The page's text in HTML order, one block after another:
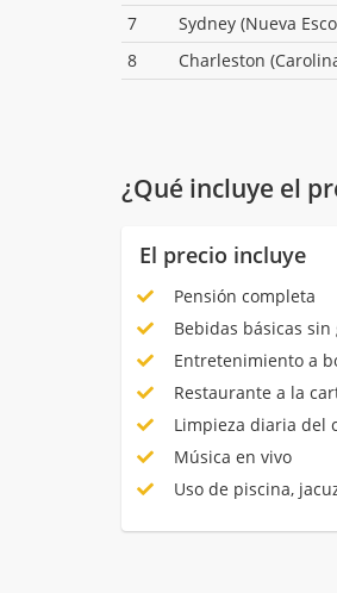
7
Sydney (Nueva
8
Charleston
¿Qué incluye el
El precio incluye
Pensión completa
Bebidas básicas sin
Entretenimiento a
Restaurante a la
Limpieza diaria del
Música en vivo
Uso de piscina,